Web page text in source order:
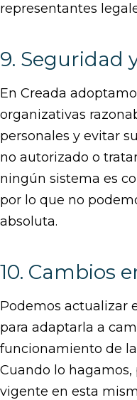
representantes
9. Seguridad
En Creada
organizativas
personales y evitar
no autorizado o
ningún sistema es
por lo que no
absoluta.
10. Cambios
Podemos actualizar
para adaptarla a
funcionamiento de
Cuando lo
vigente en esta